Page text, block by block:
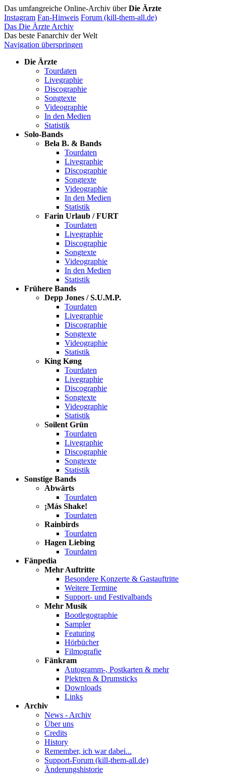
Das umfangreiche Online-Archiv überDie Ärzte
Instagram Fan-Hinweis Forum (kill-them-all.de)
Das Die Ärzte Archiv
Das beste Fanarchiv der Welt
Navigation überspringen
Die Ärzte
Tourdaten
Livegraphie
Discographie
Songtexte
Videographie
In den Medien
Statistik
Solo-Bands
Bela B. & Bands
Tourdaten
Livegraphie
Discographie
Songtexte
Videographie
In den Medien
Statistik
Farin Urlaub / FURT
Tourdaten
Livegraphie
Discographie
Songtexte
Videographie
In den Medien
Statistik
Frühere Bands
Depp Jones / S.U.M.P.
Tourdaten
Livegraphie
Discographie
Songtexte
Videographie
Statistik
King Køng
Tourdaten
Livegraphie
Discographie
Songtexte
Videographie
Statistik
Soilent Grün
Tourdaten
Livegraphie
Discographie
Songtexte
Statistik
Sonstige Bands
Abwärts
Tourdaten
¡Más Shake!
Tourdaten
Rainbirds
Tourdaten
Hagen Liebing
Tourdaten
Fänpedia
Mehr Auftritte
Besondere Konzerte & Gastauftritte
Weitere Termine
Support- und Festivalbands
Mehr Musik
Bootlegographie
Sampler
Featuring
Hörbücher
Filmografie
Fänkram
Autogramm-, Postkarten & mehr
Plektren & Drumsticks
Downloads
Links
Archiv
News - Archiv
Über uns
Credits
History
Remember, ich war dabei...
Support-Forum (kill-them-all.de)
Änderungshistorie